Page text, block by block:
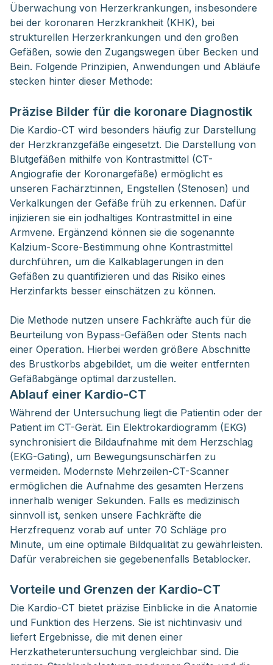
Überwachung von Herzerkrankungen, insbesondere
bei der koronaren Herzkrankheit (KHK), bei
strukturellen Herzerkrankungen und den großen
Gefäßen, sowie den Zugangswegen über Becken und
Bein. Folgende Prinzipien, Anwendungen und Abläufe
stecken hinter dieser Methode:
Präzise Bilder für die koronare Diagnostik
Die Kardio-CT wird besonders häufig zur Darstellung
der Herzkranzgefäße eingesetzt. Die Darstellung von
Blutgefäßen mithilfe von Kontrastmittel (CT-
Angiografie der Koronargefäße) ermöglicht es
unseren Fachärzt:innen, Engstellen (Stenosen) und
Verkalkungen der Gefäße früh zu erkennen. Dafür
injizieren sie ein jodhaltiges Kontrastmittel in eine
Armvene. Ergänzend können sie die sogenannte
Kalzium-Score-Bestimmung ohne Kontrastmittel
durchführen, um die Kalkablagerungen in den
Gefäßen zu quantifizieren und das Risiko eines
Herzinfarkts besser einschätzen zu können.
Die Methode nutzen unsere Fachkräfte auch für die
Beurteilung von Bypass-Gefäßen oder Stents nach
einer Operation. Hierbei werden größere Abschnitte
des Brustkorbs abgebildet, um die weiter entfernten
Gefäßabgänge optimal darzustellen.
Ablauf einer Kardio-CT
Während der Untersuchung liegt die Patientin oder der
Patient im CT-Gerät. Ein Elektrokardiogramm (EKG)
synchronisiert die Bildaufnahme mit dem Herzschlag
(EKG-Gating), um Bewegungsunschärfen zu
vermeiden. Modernste Mehrzeilen-CT-Scanner
ermöglichen die Aufnahme des gesamten Herzens
innerhalb weniger Sekunden. Falls es medizinisch
sinnvoll ist, senken unsere Fachkräfte die
Herzfrequenz vorab auf unter 70 Schläge pro
Minute, um eine optimale Bildqualität zu gewährleisten.
Dafür verabreichen sie gegebenenfalls Betablocker.
Vorteile und Grenzen der Kardio-CT
Die Kardio-CT bietet präzise Einblicke in die Anatomie
und Funktion des Herzens. Sie ist nichtinvasiv und
liefert Ergebnisse, die mit denen einer
Herzkatheteruntersuchung vergleichbar sind. Die